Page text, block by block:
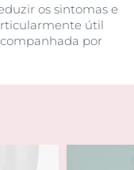
os sintomas e
útil
por